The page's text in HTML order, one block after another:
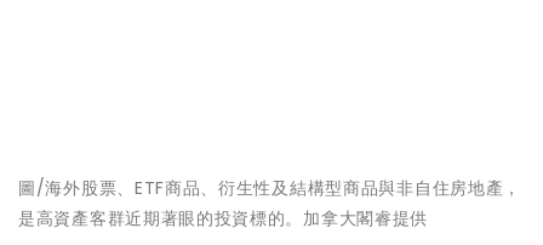
圖/海外股票、ETF商品、衍生性及結構型商品與非自住房地產，
是高資產客群近期著眼的投資標的。加拿大閣睿提供